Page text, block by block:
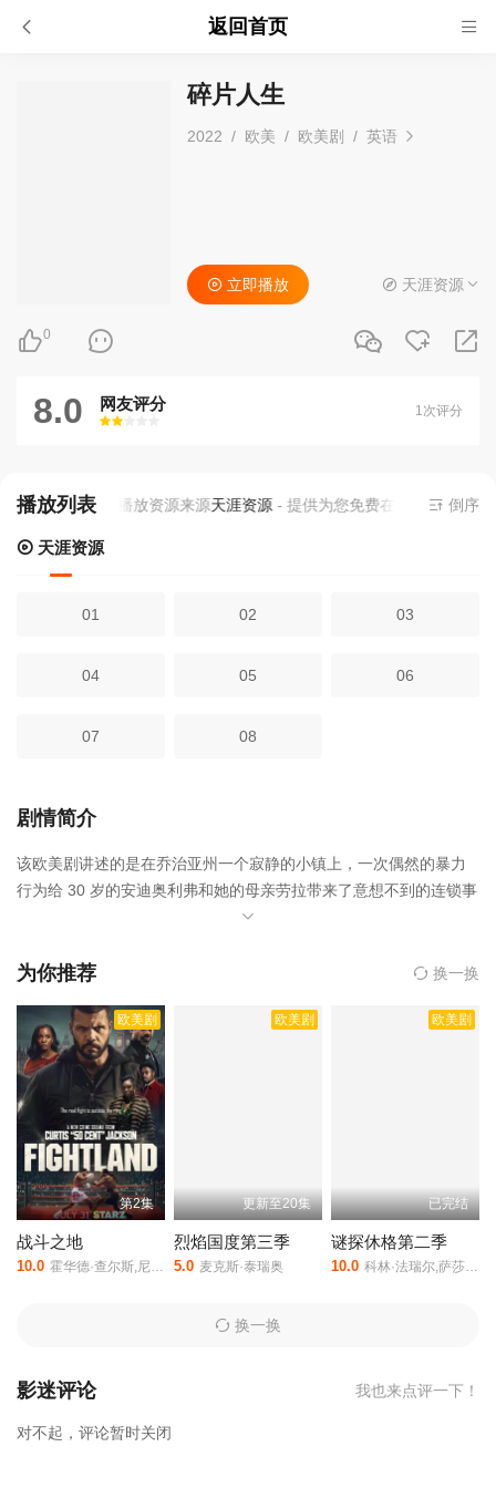
返回首页
碎片人生
2022 / 欧美 / 欧美剧 / 英语
0
立即播放 天涯资源
8.0 网友评分
很差
较差还行推荐力荐
1次评分
播放列表
当前视频播放资源来源天涯资源- 提供为您免费在线观看播放碎
倒序
天涯资源
01 02 03
04 05 06
07 08
剧情简介
该欧美剧讲述的是在乔治亚州一个寂静的小镇上，一次偶然的暴力
行为给 30 岁的安迪奥利弗和她的母亲劳拉带来了意想不到的连锁事
件。渴望得到答案的安迪踏上了危险的横跨美国之旅，并逐渐走进
托妮·科莱特,大卫·文翰,杰西卡·巴登,欧玛瑞·哈德威克,贝拉·希思科
院，星空影院，西瓜影院，抖音短剧视频等40集全集完整版资源免
费在线观看。
为你推荐 换一换
欧美剧
第2集
战斗之地
10.0 霍华德·查尔斯,尼古拉斯·平诺克,黛博拉·艾里德
欧美剧
更新至20集
烈焰国度第三季
5.0 麦克斯·泰瑞奥
欧美剧
已完结
谜探休格第二季
10.0 科林·法瑞尔,萨莎·卡莱,托尼·达尔顿,劳拉·唐奈里,布赖恩·吉利斯,河镇,雷蒙德·李,杰克·托帕利安,谢伊·惠格姆,艾琳·吴
换一换
影迷评论 我也来点评一下！
对不起，评论暂时关闭